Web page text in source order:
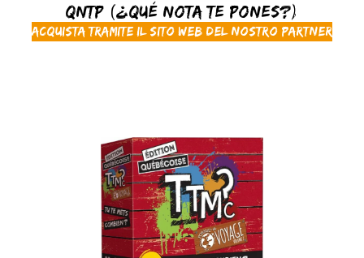
QNTP (¿Qué nota te pones?)
Acquista tramite il sito web del nostro partner